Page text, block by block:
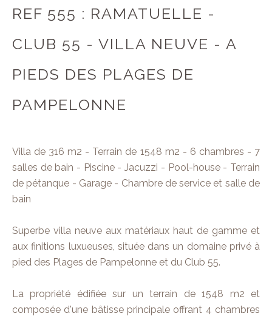
REF 555 : RAMATUELLE -
CLUB 55 - VILLA NEUVE - A
PIEDS DES PLAGES DE
PAMPELONNE
Villa de 316 m2 - Terrain de 1548 m2 - 6 chambres - 7
salles de bain - Piscine - Jacuzzi - Pool-house - Terrain
de pétanque - Garage - Chambre de service et salle de
bain
Superbe villa neuve aux matériaux haut de gamme et
aux finitions luxueuses, située dans un domaine privé à
pied des Plages de Pampelonne et du Club 55.
La propriété édifiée sur un terrain de 1548 m2 et
composée d'une bâtisse principale offrant 4 chambres